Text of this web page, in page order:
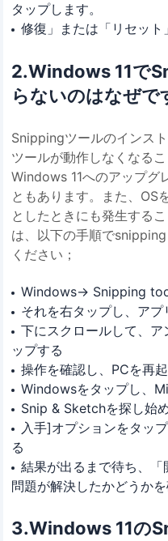
タップします。
修復」または「リセット
2.Windows 11で
らないのはなぜで
Snippingツールのインス
ツールが動作しなくなる
Windows 11へのアップグ
ともあります。また、OS
としたときにも発生する
は、以下の手順で
ください；
Windows-> Snipping
それを右タップし、アプ
下にスクロールして、
ップする
操作を確認し、PCを再
Windowsをタップし、
Snip & Sketchを探し始
入手]オプションをタッ
る
結果が出るまで待ち、
問題が解決したかどうか
3.Windows 11の